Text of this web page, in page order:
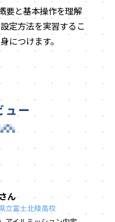
要と基本操作を理解
定方法を実習するこ
につけます。
ュー
ん
立富士北稜高校